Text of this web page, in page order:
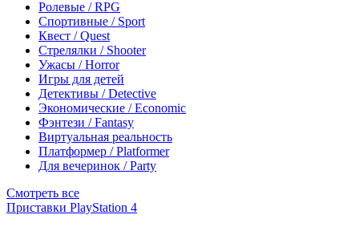
Ролевые / RPG
Спортивные / Sport
Квест / Quest
Стрелялки / Shooter
Ужасы / Horror
Игры для детей
Детективы / Detective
Экономические / Economic
Фэнтези / Fantasy
Виртуальная реальность
Платформер / Platformer
Для вечеринок / Party
Смотреть все
Приставки PlayStation 4